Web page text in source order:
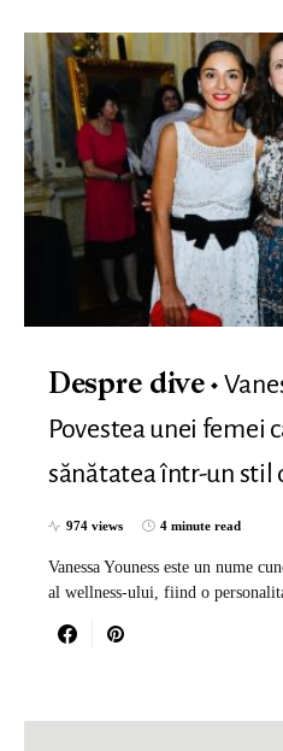
Despre dive
Povestea unei femei
sănătatea într-un stil
974 views 4 minute read
Vanessa Youness este un nume
al wellness-ului, fiind o